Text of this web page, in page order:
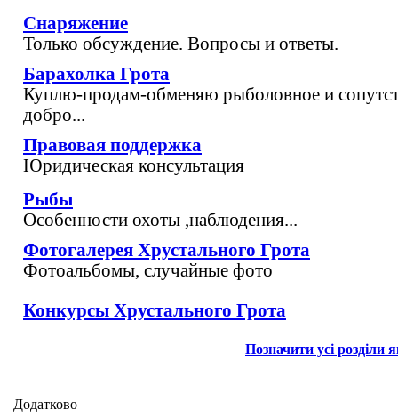
Снаряжение
Только обсуждение. Вопросы и ответы.
Барахолка Грота
Куплю-продам-обменяю рыболовное и
добро...
Правовая поддержка
Юридическая консультация
Рыбы
Особенности охоты ,наблюдения...
Фотогалерея Хрустального Грота
Фотоальбомы, случайные фото
Конкурсы Хрустального Грота
Позначити усі розділи
Додатково